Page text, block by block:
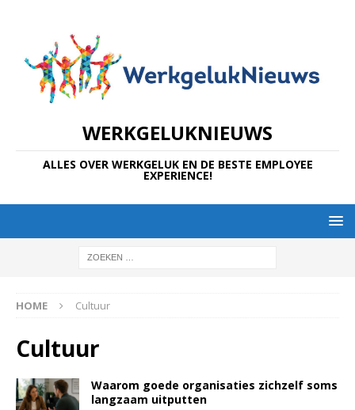
WERKGELUKNIEUWS
ALLES OVER WERKGELUK EN DE BESTE EMPLOYEE
EXPERIENCE!
HOME Cultuur
Cultuur
Waarom goede organisaties zichzelf soms
langzaam uitputten